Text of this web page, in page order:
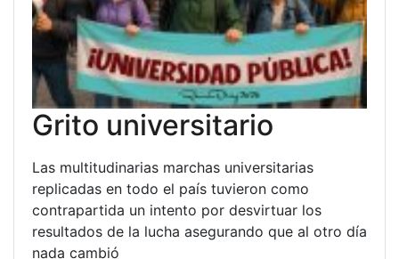
Grito universitario
Las multitudinarias marchas universitarias
replicadas en todo el país tuvieron como
contrapartida un intento por desvirtuar los
resultados de la lucha asegurando que al otro día
nada cambió